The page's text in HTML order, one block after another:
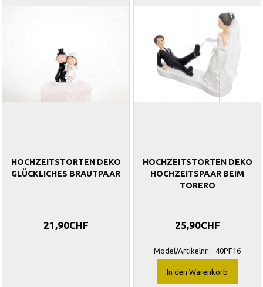
HOCHZEITSTORTEN DEKO
GLÜCKLICHES BRAUTPAAR
21,90CHF
HOCHZEITSTORTEN DEKO
HOCHZEITSPAAR BEIM
TORERO
25,90CHF
Model/Artikelnr.: 40PF16
In den Warenkorb